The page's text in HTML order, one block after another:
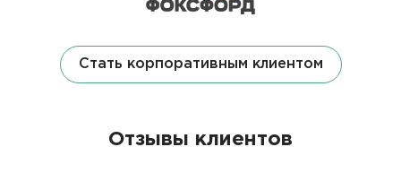
Стать корпоративным клиентом
Отзывы клиентов